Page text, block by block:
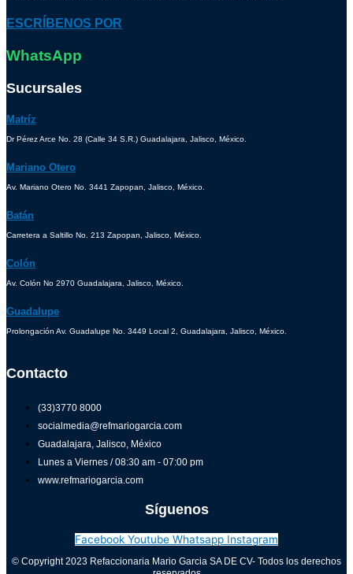
ESCRÍBENOS POR
WhatsApp
Sucursales
Matríz
Dr Pérez Arce No. 28 (Calle 34 S.R.) Guadalajara, Jalisco, México.
Mariano Otero
Av. Mariano Otero No. 3441 Zapopan, Jalisco, México.
Batán
Carretera a Saltillo No. 213 Zapopan, Jalisco, México.
Colón
Av. Colón No 2970 Guadalajara, Jalisco, México.
Guadalupe
Prolongación Av. Guadalupe No. 3449 Local 2, Guadalajara, Jalisco, México.
Contacto
(33)3770 8000
socialmedia@refmariogarcia.com
Guadalajara, Jalisco, México
Lunes a Viernes / 08:30 am - 07:00 pm
www.refmariogarcia.com
Síguenos
Facebook Youtube Whatsapp Instagram
© Copyright 2023 Refaccionaria Mario Garcia SA DE CV- Todos los derechos